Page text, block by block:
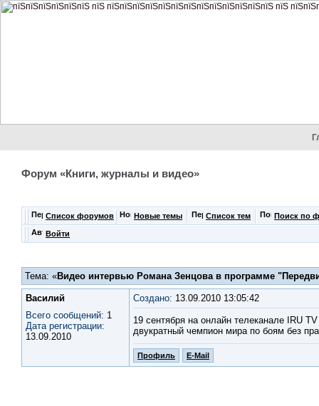
Форум «Книги, журналы и видео»
Список форумов Новые темы Список тем Поиск по
Войти
Тема: «Видео интервью Романа Зенцова в программе
Василий
Всего сообщений: 1
Дата регистрации:
13.09.2010
Создано: 13.09.2010 13:05:42
19 сентября на онлайн телеканале IRU
двукратный чемпион мира по боям без
Профиль E-Mail